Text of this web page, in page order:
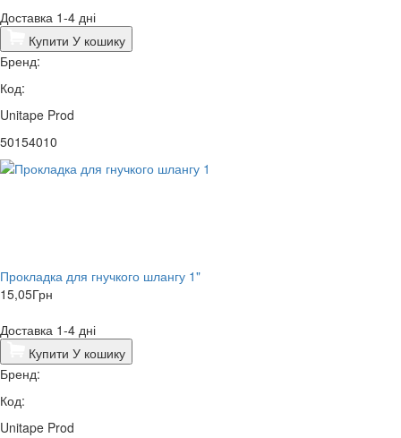
Доставка 1-4 дні
Купити У кошику
Бренд:
Код:
Unitape Prod
50154010
Прокладка для гнучкого шлангу 1"
15,05Грн
Доставка 1-4 дні
Купити У кошику
Бренд:
Код:
Unitape Prod